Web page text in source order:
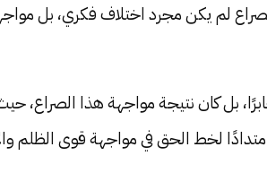
لم يكن مجرد اختلاف فكري، بل
بل كان نتيجة مواجهة هذا الصراع،
لخط الحق في مواجهة قوى الظلم